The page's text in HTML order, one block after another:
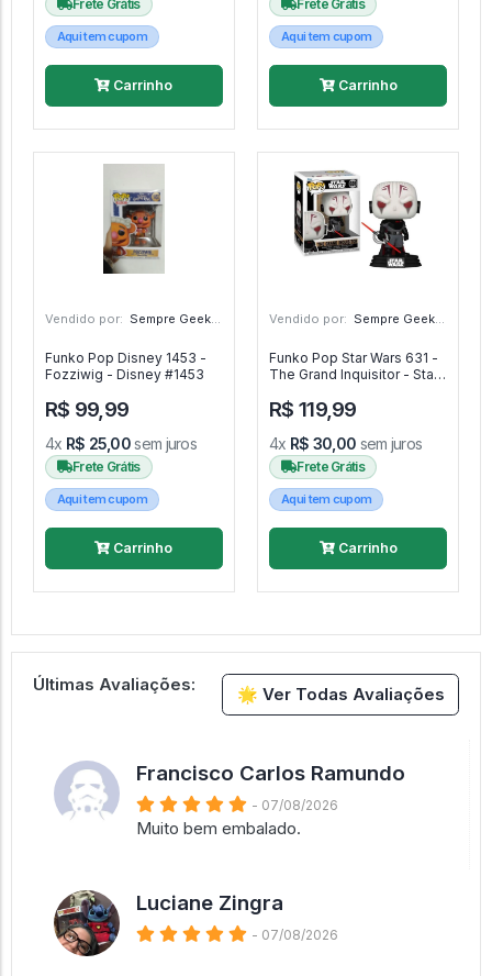
Frete Grátis
Aqui tem cupom
Carrinho
Frete Grátis
Aqui tem cupom
Carrinho
Vendido por: Sempre Geek - SP
Funko Pop Disney 1453 -
Fozziwig - Disney #1453
R$ 99,99
4x R$ 25,00sem juros
Frete Grátis
Aqui tem cupom
Carrinho
Vendido por: Sempre Geek - SP
Funko Pop Star Wars 631 -
The Grand Inquisitor - Stars
R$ 119,99
4x R$ 30,00 sem juros
Frete Grátis
Aqui tem cupom
Carrinho
🌟 Ver Todas Avaliações
Últimas Avaliações:
Francisco Carlos Ramundo
- 07/08/2026
Muito bem embalado.
Luciane Zingra
- 07/08/2026